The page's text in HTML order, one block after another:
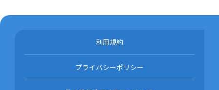
利用規約
プライバシーポリシー